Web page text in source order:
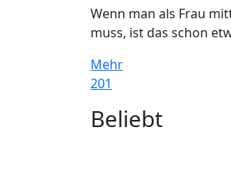
Wenn man als Frau
muss, ist das schon
Mehr
201
WidgetsBeliebt